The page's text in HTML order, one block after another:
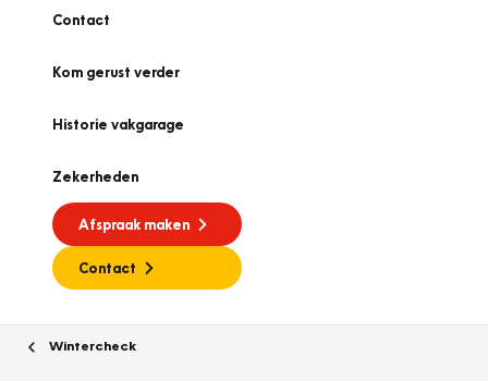
Contact
Kom gerust verder
Historie vakgarage
Zekerheden
Afspraak maken
Contact
Wintercheck